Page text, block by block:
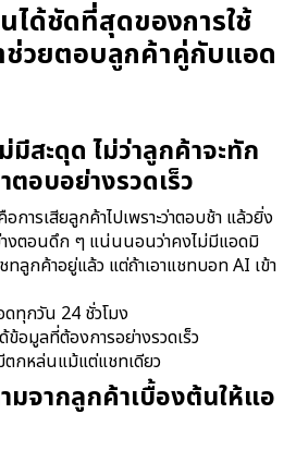
ได้ชัดที่สุดของการใช้
วยตอบลูกค้าคู่กับแอด
มีสะดุด ไม่ว่าลูกค้าจะทัก
อบอย่างรวดเร็ว
ารเสียลูกค้าไปเพราะว่าตอบช้า แล้วยิ่ง
างตอนดึก ๆ แน่นนอนว่าคงไม่มีแอดมิ
ลูกค้าอยู่แล้ว แต่ถ้าเอาแชทบอท AI เข้า
ทุกวัน 24 ชั่วโมง
อมูลที่ต้องการอย่างรวดเร็ว
กหล่นแม้แต่แชทเดียว
มจากลูกค้าเบื้องต้นให้แอ